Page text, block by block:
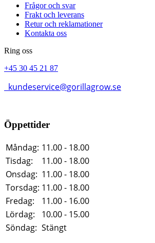
Frågor och svar
Frakt och leverans
Retur och reklamationer
Kontakta oss
Ring oss
+45 30 45 21 87
kundeservice@gorillagrow.se
Öppettider
Måndag: 11.00 - 18.00
Tisdag:
11.00 - 18.00
Onsdag: 11.00 - 18.00
Torsdag: 11.00 - 18.00
Fredag:
11.00 - 16.00
Lördag:
10.00 - 15.00
Söndag: Stängt